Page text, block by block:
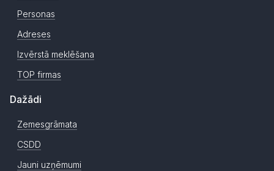
Personas
Adreses
Izvērstā meklēšana
TOP firmas
Dažādi
Zemesgrāmata
CSDD
Jauni uzņēmumi